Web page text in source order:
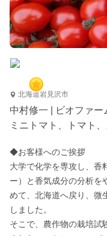
北海道岩見沢市
中村修一 | ビオファー
ミニトマト、トマト
◆お客様へのご挨拶
大学で化学を専攻し、香
ー）と香気成分の分析を
めて、北海道へ戻り、微
しました。
そこで、農作物の栽培試